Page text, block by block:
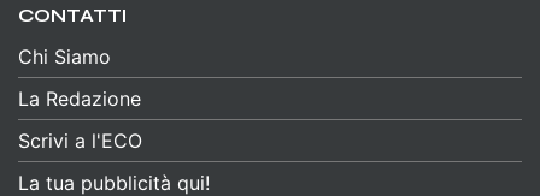
CONTATTI
Chi Siamo
La Redazione
Scrivi a l'ECO
La tua pubblicità qui!